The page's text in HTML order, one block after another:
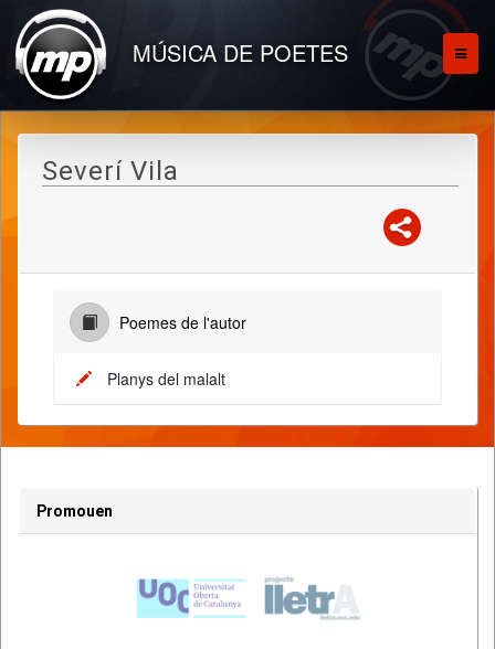
MÚSICA DE POETES
Severí Vila
Poemes de l'autor
Planys del malalt
Promouen